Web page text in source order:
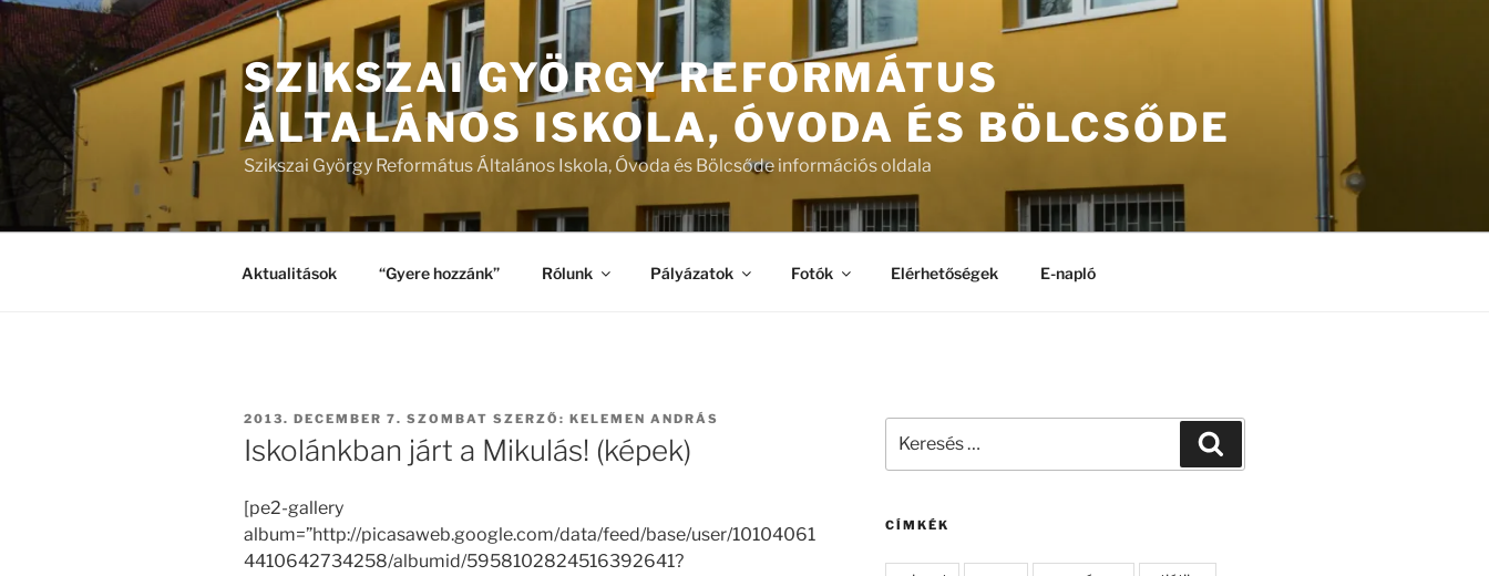
Tartalomhoz
SZIKSZAI GYÖRGY REFORMÁTUS
ÁLTALÁNOS ISKOLA, ÓVODA ÉS BÖLCSŐDE
Szikszai György Református Általános Iskola, Óvoda és Bölcsőde információs oldala
Aktualitások “Gyere hozzánk” Rólunk Pályázatok Fotók Elérhetőségek E-napló
BEKÜLDVE:
2013. DECEMBER 7. SZOMBAT SZERZŐ: KELEMEN ANDRÁS
Iskolánkban járt a Mikulás! (képek)
[pe2-gallery
album=”http://picasaweb.google.com/data/feed/base/user/10104061
4410642734258/albumid/5958102824516392641?
következő
CÍMKÉK